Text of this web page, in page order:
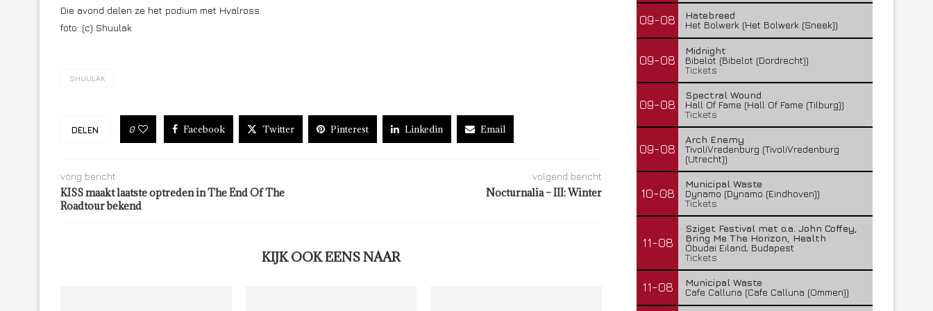
Die avond delen ze het podium met Hvalross.
foto: (c) Shuulak
SHUULAK
DELEN 0 Facebook Twitter Pinterest Linkedin Email
vorig bericht
KISS maakt laatste optreden in The End Of The
Roadtour bekend
volgend bericht
Nocturnalia – III: Winter
KIJK OOK EENS NAAR
09-08
Hatebreed
Het Bolwerk (Het Bolwerk (Sneek))
09-08
Midnight
Bibelot (Bibelot (Dordrecht))
Tickets
09-08
Spectral Wound
Hall Of Fame (Hall Of Fame (Tilburg))
Tickets
09-08
Arch Enemy
TivoliVredenburg (TivoliVredenburg
(Utrecht))
10-08
Municipal Waste
Dynamo (Dynamo (Eindhoven))
Tickets
11-08
Sziget Festival met o.a. John Coffey,
Bring Me The Horizon, Health
Óbudai Eiland, Budapest
Tickets
11-08
Municipal Waste
Cafe Calluna (Cafe Calluna (Ommen))